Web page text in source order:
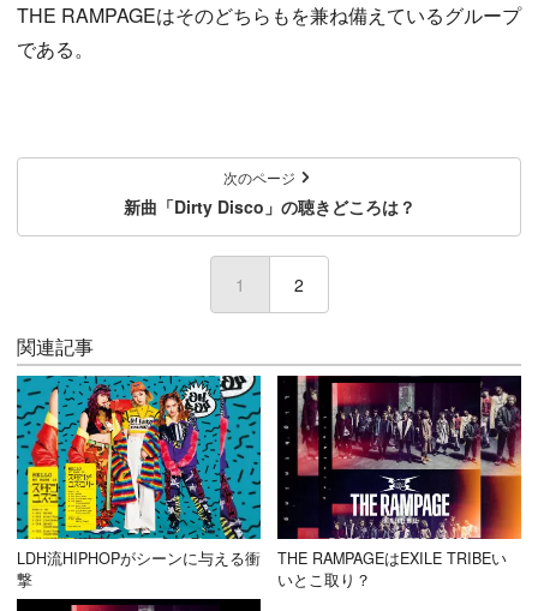
THE RAMPAGEはそのどちらもを兼ね備えているグループ
である。
次のページ
新曲「Dirty Disco」の聴きどころは？
1 (current)
2
関連記事
LDH流HIPHOPがシーンに与える衝
撃
THE RAMPAGEはEXILE TRIBEい
いとこ取り？